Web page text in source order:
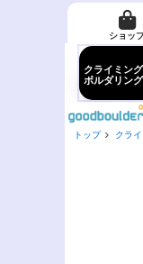
ショッ
クライミン
ボルダリン
トップ クラ